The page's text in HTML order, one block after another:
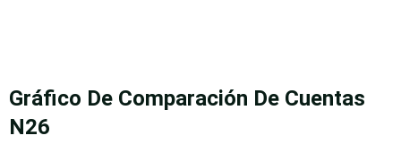
Gráfico De Comparación De Cuentas
N26